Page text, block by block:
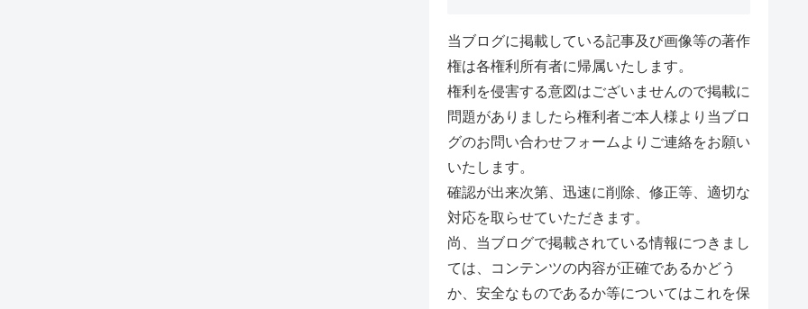
当ブログに掲載している記事及び画像等の著作
権は各権利所有者に帰属いたします。
権利を侵害する意図はございませんので掲載に
問題がありましたら権利者ご本人様より当ブロ
グのお問い合わせフォームよりご連絡をお願い
いたします。
確認が出来次第、迅速に削除、修正等、適切な
対応を取らせていただきます。
尚、当ブログで掲載されている情報につきまし
ては、コンテンツの内容が正確であるかどう
か、安全なものであるか等についてはこれを保